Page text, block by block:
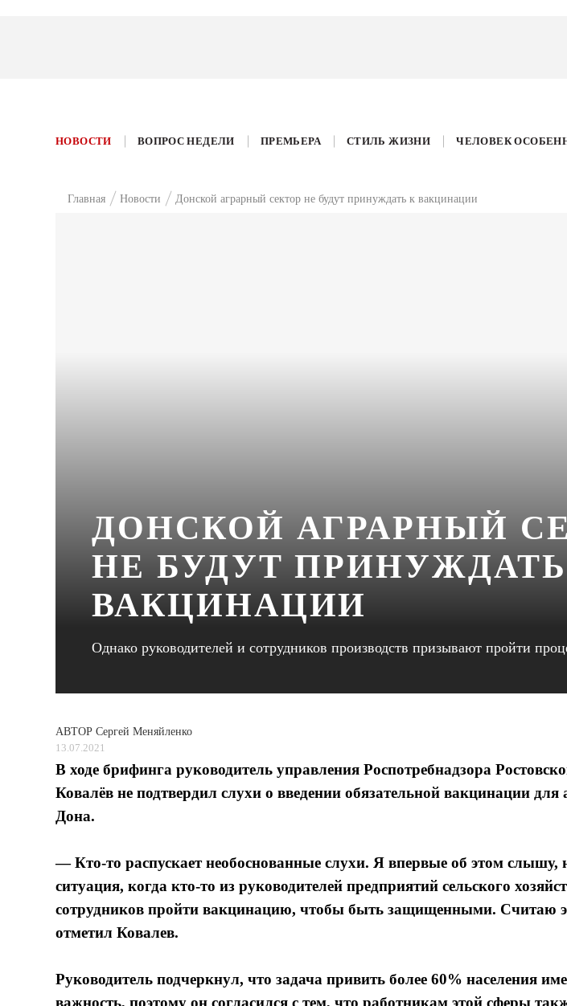
НОВОСТИ ВОПРОС НЕДЕЛИ ПРЕМЬЕРА СТИЛЬ ЖИЗНИ ЧЕЛОВЕК
Главная Новости Донской аграрный сектор не будут принуждать к вакцинации
ДОНСКОЙ АГРАРНЫЙ
НЕ БУДУТ
ВАКЦИНАЦИИ
Однако руководителей и сотрудников производств призывают пройти
АВТОР Сергей Меняйленко
13.07.2021
В ходе брифинга руководитель управления Роспотребнадзора
Ковалёв не подтвердил слухи о введении обязательной вакцинации для
Дона.
— Кто-то распускает необоснованные слухи. Я впервые об этом
ситуация, когда кто-то из руководителей предприятий сельского
сотрудников пройти вакцинацию, чтобы быть защищенными. Считаю
отметил Ковалев.
Руководитель подчеркнул, что задача привить более 60% населения
важность, поэтому он согласился с тем, что работникам этой сферы